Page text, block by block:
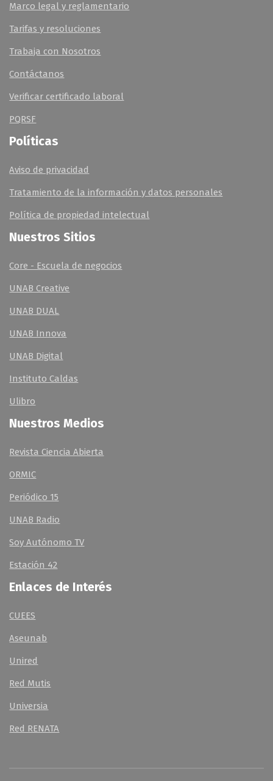
Marco legal y reglamentario
Tarifas y resoluciones
Trabaja con Nosotros
Contáctanos
Verificar certificado laboral
PQRSF
Políticas
Aviso de privacidad
Tratamiento de la información y datos personales
Política de propiedad intelectual
Nuestros Sitios
Core - Escuela de negocios
UNAB Creative
UNAB DUAL
UNAB Innova
UNAB Digital
Instituto Caldas
Ulibro
Nuestros Medios
Revista Ciencia Abierta
ORMIC
Periódico 15
UNAB Radio
Soy Autónomo TV
Estación 42
Enlaces de Interés
CUEES
Aseunab
Unired
Red Mutis
Universia
Red RENATA